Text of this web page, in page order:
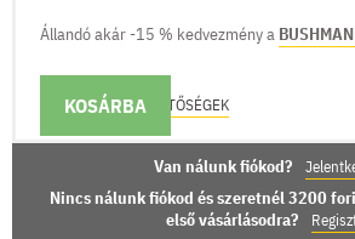
Állandó akár -15 % kedvezmény a
KOSÁRBA
KÉZBESÍTÉSI LEHETŐSÉGEK
Van nálunk fiókod?
Nincs nálunk fiókod és szeretnél 3200
első vásárlásodra?